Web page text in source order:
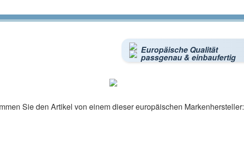
Europäische Qualität
passgenau & einbaufertig
Sie den Artikel von einem dieser europäischen Markenhersteller: